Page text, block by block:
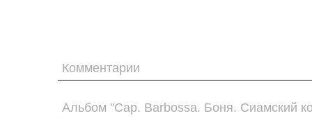
Комментарии
Альбом "Cap. Barbossa. Боня. Сиамский